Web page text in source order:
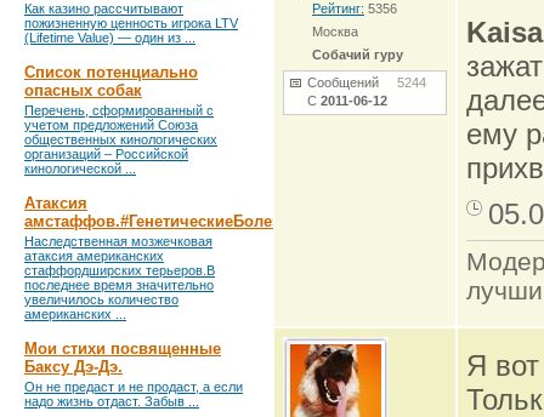
Как казино рассчитывают
пожизненную ценность игрока LTV
(Lifetime Value) — один из ...
Список потенциально
опасных собак
Перечень, сформированный с
учетом предложений Союза
общественных кинологических
организаций – Российской
кинологической ...
Атаксия
амстаффов.#ГенетическиеБолезни
Наследственная мозжечковая
атаксия американских
стаффордширских терьеров.В
последнее время значительно
увеличилось количество
американских ...
Мои стихи посвященные
Баксу Дэ-Дэ.
Он не предаст и не продаст, а если
надо жизнь отдаст. Забыв ...
Рейтинг: 5356
Москва
Собачий гуру
Сообщений 5244
С 2011-06-12
Kaisa
ему
Я